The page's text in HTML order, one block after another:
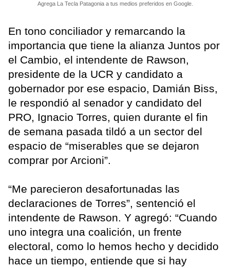
Agrega La Tecla Patagonia a tus medios preferidos en Google.
En tono conciliador y remarcando la
importancia que tiene la alianza Juntos por
el Cambio, el intendente de Rawson,
presidente de la UCR y candidato a
gobernador por ese espacio, Damián Biss,
le respondió al senador y candidato del
PRO, Ignacio Torres, quien durante el fin
de semana pasada tildó a un sector del
espacio de “miserables que se dejaron
comprar por Arcioni”.
“Me parecieron desafortunadas las
declaraciones de Torres”, sentenció el
intendente de Rawson. Y agregó: “Cuando
uno integra una coalición, un frente
electoral, como lo hemos hecho y decidido
hace un tiempo, entiende que si hay